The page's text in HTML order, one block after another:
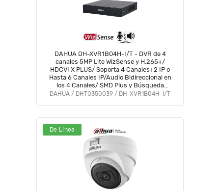
DAHUA DH-XVR1B04H-I/T - DVR de 4
canales 5MP Lite WizSense y H.265+/
HDCVI X PLUS/ Soporta 4 Canales+2 IP o
Hasta 6 Canales IP/Audio Bidireccional en
los 4 Canales/ SMD Plus y Búsqueda
Inteligente de Humanos y Vehículos/
DAHUA / DHT0350039 / DH-XVR1B04H-I/T
De Línea